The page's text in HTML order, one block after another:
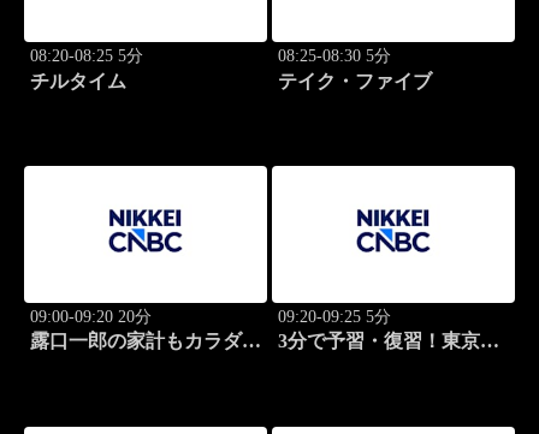
08:20-08:25 5分
チルタイム
08:25-08:30 5分
テイク・ファイブ
09:00-09:20 20分
露口一郎の家計もカラダも
09:20-09:25 5分
3分で予習・復習！東京市